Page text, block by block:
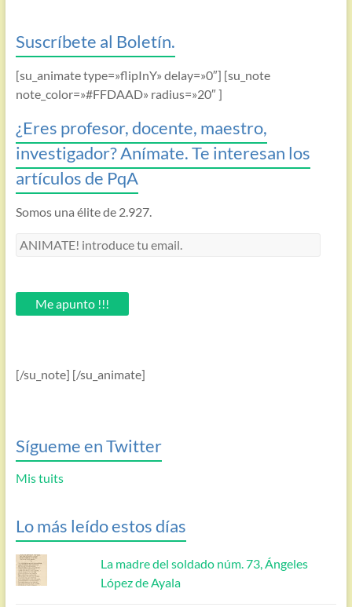
Suscríbete al Boletín.
[su_animate type=»flipInY» delay=»0″] [su_note
note_color=»#FFDAAD» radius=»20″ ]
¿Eres profesor, docente, maestro,
investigador? Anímate. Te interesan los
artículos de PqA
Somos una élite de 2.927.
ANIMATE!
email.Me apunto !!!
[/su_note] [/su_animate]
Sígueme en Twitter
Mis tuits
Lo más leído estos días
La madre del soldado núm. 73, Ángeles
López de Ayala